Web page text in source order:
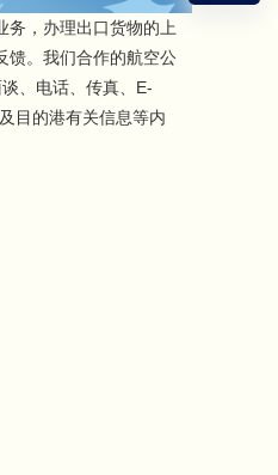
务，办理出口货物的上
馈。我们合作的航空公
、电话、传真、E-
目的港有关信息等内